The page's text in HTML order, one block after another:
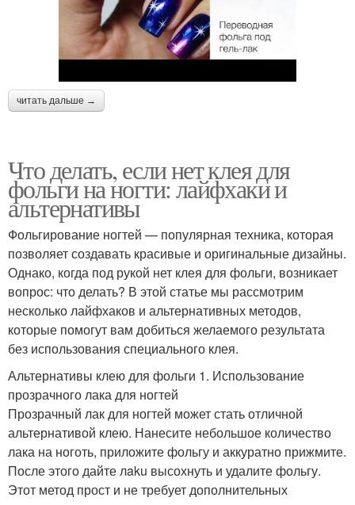
читать дальше →
Что делать, если нет клея для
фольги на ногти: лайфхаки и
альтернативы
Фольгирование ногтей — популярная техника, которая
позволяет создавать красивые и оригинальные дизайны.
Однако, когда под рукой нет клея для фольги, возникает
вопрос: что делать? В этой статье мы рассмотрим
несколько лайфхаков и альтернативных методов,
которые помогут вам добиться желаемого результата
без использования специального клея.
Альтернативы клею для фольги 1. Использование
прозрачного лака для ногтей
Прозрачный лак для ногтей может стать отличной
альтернативой клею. Нанесите небольшое количество
лака на ноготь, приложите фольгу и аккуратно прижмите.
После этого дайте лaku высохнуть и удалите фольгу.
Этот метод прост и не требует дополнительных